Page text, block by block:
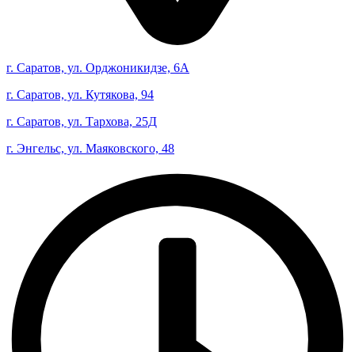
г. Саратов, ул. Орджоникидзе, 6А
г. Саратов, ул. Кутякова, 94
г. Саратов, ул. Тархова, 25Д
г. Энгельс, ул. Маяковского, 48